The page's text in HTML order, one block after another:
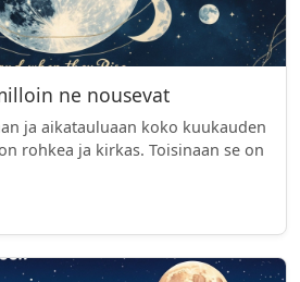
ne nousevat
ja aikatauluaan koko kuukauden
rohkea ja kirkas. Toisinaan se on